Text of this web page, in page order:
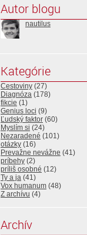
Autor blogu
nautilus
Kategórie
Cestoviny (27)
Diagnóza (178)
fikcie (1)
Genius loci (9)
Ľudský faktor (60)
Myslím si (24)
Nezaradené (101)
otázky (16)
Prevažne nevážne (41)
príbehy (2)
príliš osobné (12)
Ty a ja (41)
Vox humanum (48)
Z archívu (4)
Archív